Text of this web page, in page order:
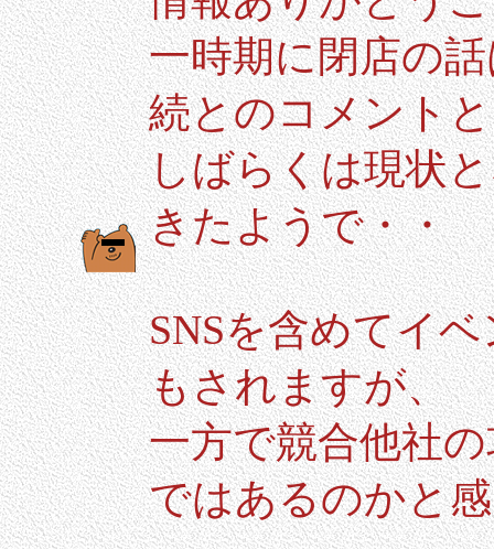
一時期に閉店の
続とのコメント
しばらくは現状
きたようで・・
SNSを含めてイ
もされますが、
一方で競合他社
ではあるのかと